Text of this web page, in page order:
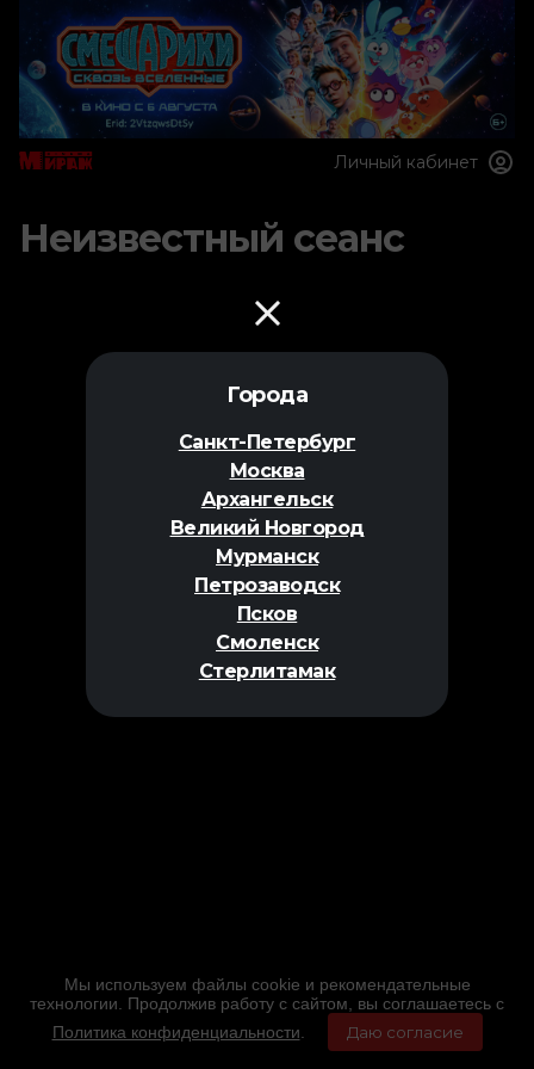
Города
Санкт-Петербург
Москва
Архангельск
Великий Новгород
Мурманск
Петрозаводск
Псков
Смоленск
Стерлитамак
Личный кабинет
Неизвестный сеанс
Мы используем файлы cookie и рекомендательные
технологии. Продолжив работу с сайтом, вы соглашаетесь с
Политика конфиденциальности
Даю согласие